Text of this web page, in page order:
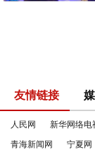
友情链接
人民网 新华网络电
青海新闻网
宁夏网